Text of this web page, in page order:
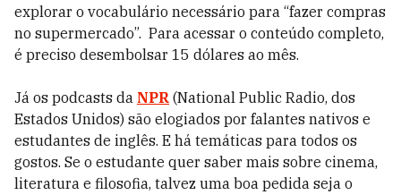
explorar o vocabulário necessário para “fazer compras
no supermercado”. Para acessar o conteúdo completo,
é preciso desembolsar 15 dólares ao mês.
Já os podcasts da NPR (National Public Radio, dos
Estados Unidos) são elogiados por falantes nativos e
estudantes de inglês. E há temáticas para todos os
gostos. Se o estudante quer saber mais sobre cinema,
literatura e filosofia, talvez uma boa pedida seja o